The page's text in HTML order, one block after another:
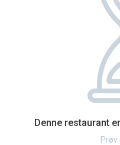
Denne restaurant
Prøv